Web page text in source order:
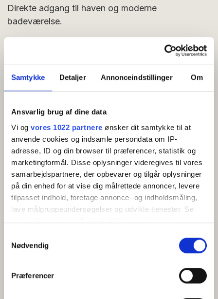
Samtykke Detaljer Annonceindstillinger Om
Ansvarlig brug af dine data
Vi og vores 1022 partnere ønsker dit samtykke til at
anvende cookies og indsamle persondata om IP-
adresse, ID og din browser til præferencer, statistik og
marketingformål. Disse oplysninger videregives til vores
samarbejdspartnere, der opbevarer og tilgår oplysninger
på din enhed for at vise dig målrettede annoncer, levere
tilpasset indhold, foretage annonce- og indholdsmåling,
lave målgruppeundersøgelser og udvikle tjenester. Se
mere information underindstillingerog i vores
tilbage eller ændre indstillinger fra vores
"Cookiedeklaration", eller ved at trykke på "Privacy
Nødvendig
Præferencer
Direkte adgang til haven og moderne
badeværelse.
Generelt
Godt at vide
Check ind (tidligst):
Check ud (senest): 10:00
Kæledyr tilladt
Morgenmad inkluderet
OM
Her får du det bedste af begge verdener: Et værelse med
private have. Nyd de rolige stunder på terrassen og mærk
havens fred, blot få skridt fra din seng. Den perfekte ramme